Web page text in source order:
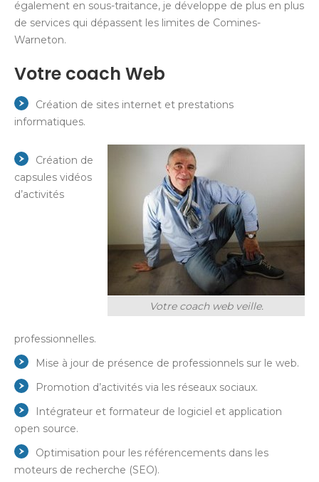
également en sous-traitance, je développe de plus en plus
de services qui dépassent les limites de Comines-
Warneton.
Votre coach Web
Création de sites internet et prestations
informatiques.
Votre coach web veille.
Création de
capsules vidéos
d’activités
professionnelles.
Mise à jour de présence de professionnels sur le web.
Promotion d’activités via les réseaux sociaux.
Intégrateur et formateur de logiciel et application
open source.
Optimisation pour les référencements dans les
moteurs de recherche (SEO).